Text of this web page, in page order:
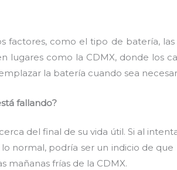
factores, como el tipo de batería,
lugares como la CDMX, donde los
la batería cuando sea
fallando?
del final de su vida útil. Si al
normal, podría ser un indicio de
mañanas frías de la CDMX.